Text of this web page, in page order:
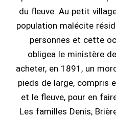
du fleuve. Au petit
population malécite
personnes et cette
obligea le ministère
acheter, en 1891, un
pieds de large, compris
et le fleuve, pour en
Les familles Denis,